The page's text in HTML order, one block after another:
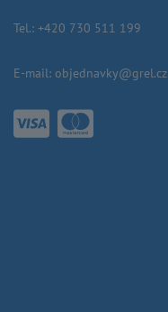
Tel.: +420 730 511 199
E-mail: objednavky@grel.cz